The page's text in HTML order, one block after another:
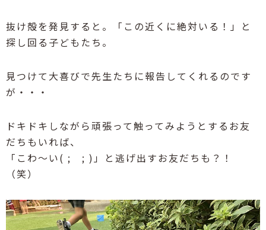
抜け殻を発見すると。「この近くに絶対いる！」と
探し回る子どもたち。
見つけて大喜びで先生たちに報告してくれるのです
が・・・
ドキドキしながら頑張って触ってみようとするお友
だちもいれば、
「こわ～い( ; ; )」と逃げ出すお友だちも？！
（笑）